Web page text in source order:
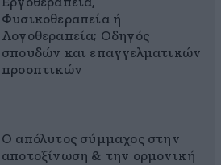
Εργοθεραπεία,
Φυσικοθεραπεία ή
Λογοθεραπεία; Οδηγός
σπουδών και επαγγελματικών
προοπτικών
Ο απόλυτος σύμμαχος στην
αποτοξίνωση & την ορμονική